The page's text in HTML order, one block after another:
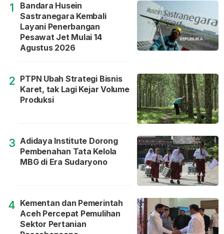
1
Bandara Husein
Sastranegara Kembali
Layani Penerbangan
Pesawat Jet Mulai 14
Agustus 2026
2 PTPN Ubah Strategi Bisnis
Karet, tak Lagi Kejar Volume
Produksi
3 Adidaya Institute Dorong
Pembenahan Tata Kelola
MBG di Era Sudaryono
4 Kementan dan Pemerintah
Aceh Percepat Pemulihan
Sektor Pertanian